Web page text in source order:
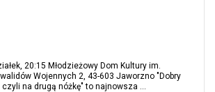
20:15 Młodzieżowy Dom Kultury im.
Wojennych 2, 43-603 Jaworzno "Dobry
na drugą nóżkę" to najnowsza ...